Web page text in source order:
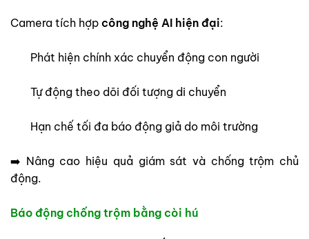
Camera tích hợp công nghệ AI hiện đại:
Phát hiện chính xác chuyển động con người
Tự động theo dõi đối tượng di chuyển
Hạn chế tối đa báo động giả do môi trường
➡️ Nâng cao hiệu quả giám sát và chống trộm chủ
động.
Báo động chống trộm bằng còi hú